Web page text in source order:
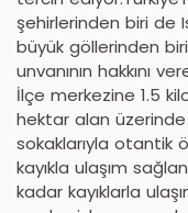
şehirlerinden biri de
büyük göllerinden
unvanının hakkını
İlçe merkezine 1.5
hektar alan
sokaklarıyla otantik
kayıkla ulaşım
kadar kayıklarla